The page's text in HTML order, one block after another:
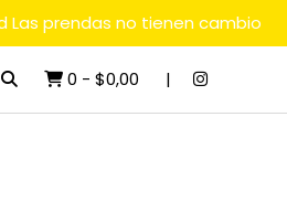
prendas no tienen cambio
0 - $0,00